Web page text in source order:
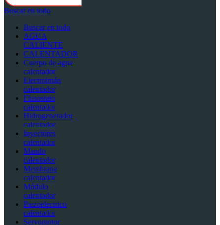
Buscar en todo
Buscar en todo
AGUA
CALIENTE
CALENTADOR
Cuerpo de agua
calentador
Electroimán
calentador
Flusostato
calentador
Hidrogenerador
calentador
Inyectores
calentador
Mando
calentador
Membrana
calentador
Módulo
calentador
Piezoelectrico
calentador
Servomotor